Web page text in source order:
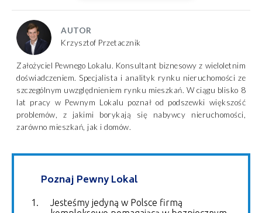
AUTOR
Krzysztof Przetacznik
Założyciel Pewnego Lokalu. Konsultant biznesowy z wieloletnim
doświadczeniem. Specjalista i analityk rynku nieruchomości ze
szczególnym uwzględnieniem rynku mieszkań. W ciągu blisko 8
lat pracy w Pewnym Lokalu poznał od podszewki większość
problemów, z jakimi borykają się nabywcy nieruchomości,
zarówno mieszkań, jak i domów.
Poznaj Pewny Lokal
Jesteśmy jedyną w Polsce firmą